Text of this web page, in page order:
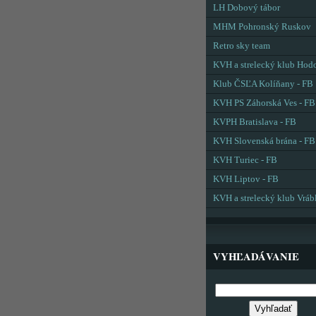
LH Dobový tábor
MHM Pohronský Ruskov
Retro sky team
KVH a strelecký klub
Klub ČSĽA Kolíňany - FB
KVH PS Záhorská Ves - FB
KVPH Bratislava - FB
KVH Slovenská brána - FB
KVH Turiec - FB
KVH Liptov - FB
KVH a strelecký klub
VYHĽADÁVANIE